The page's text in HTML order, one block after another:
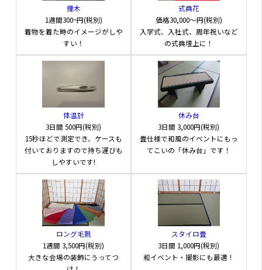
撞木
1週間300~円(税別)
着物を着た時のイメージがしや
すい！
式典花
価格30,000～円(税別)
入学式、入社式、周年祝いなど
の式典壇上に！
体温計
3日間500円(税別)
15秒ほどで測定でき、ケースも
付いておりますので持ち運びも
しやすいです!
休み台
3日間 3,000円(税別)
畳仕様で和風のイベントにもっ
てこいの「休み台」です！
ロング毛氈
1週間 3,500円(税別)
大きな会場の装飾にうってつ
スタイロ畳
3日間 1,000円(税別)
和イベント・撮影にも最適！